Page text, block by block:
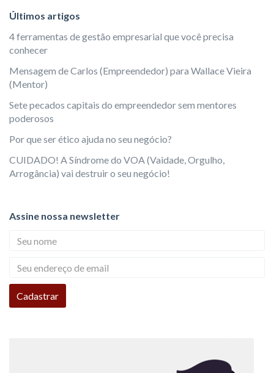
Últimos artigos
4 ferramentas de gestão empresarial que você precisa
conhecer
Mensagem de Carlos (Empreendedor) para Wallace Vieira
(Mentor)
Sete pecados capitais do empreendedor sem mentores
poderosos
Por que ser ético ajuda no seu negócio?
CUIDADO! A Síndrome do VOA (Vaidade, Orgulho,
Arrogância) vai destruir o seu negócio!
Assine nossa newsletter